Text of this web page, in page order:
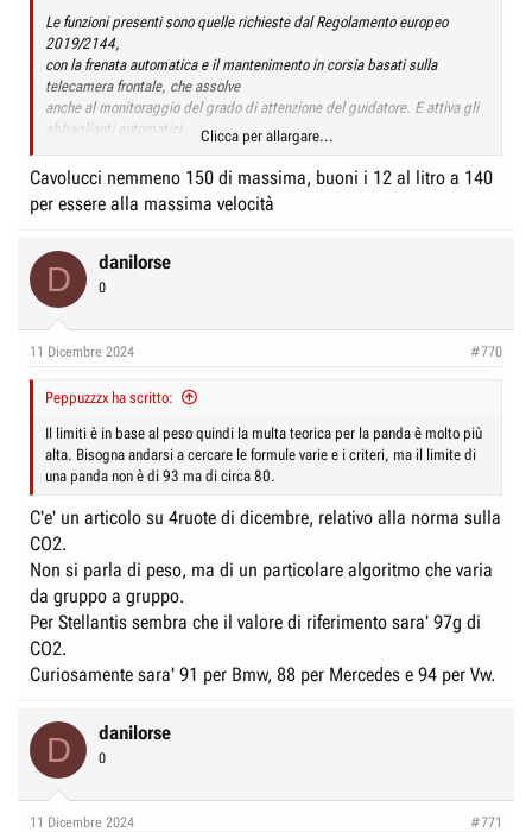
Le funzioni presenti sono quelle richieste dal Regolamento europeo
2019/2144,
con la frenata automatica e il mantenimento in corsia basati sulla
telecamera frontale, che assolve
anche al monitoraggio del grado di attenzione del guidatore. E attiva gli
abbaglianti automatici.
La telecamera non riconosce le sagome dei pedoni (piccoli o grandi che
siano) né degli altri
utenti deboli della strada. Questa funzione diventerà obbligatoria per
omologazione dal luglio 2026: quindi la Pandina dovrà esserne dotata
entro quella data. Purtroppo non è né sarà disponibile un aggiornamento
software per le vetture già circolanti.
Prestazioni della Pandina
Clicca per allargare...
Cavolucci nemmeno 150 di massima, buoni i 12 al litro a 140
per essere alla massima velocità
D danilorse
0
11 Dicembre 2024 #770
Peppuzzzx ha scritto:
Il limiti è in base al peso quindi la multa teorica per la panda è molto più
alta. Bisogna andarsi a cercare le formule varie e i criteri, ma il limite di
una panda non è di 93 ma di circa 80.
C'e' un articolo su 4ruote di dicembre, relativo alla norma sulla
CO2.
Non si parla di peso, ma di un particolare algoritmo che varia
da gruppo a gruppo.
Per Stellantis sembra che il valore di riferimento sara' 97g di
CO2.
Curiosamente sara' 91 per Bmw, 88 per Mercedes e 94 per Vw.
D danilorse
0
11 Dicembre 2024 #771